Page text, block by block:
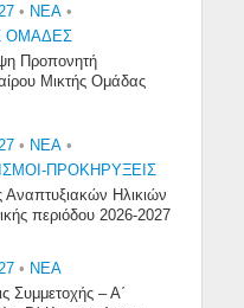
• NEA •
ΟΜΑΔΕΣ
Προπονητή
Μικτής Ομάδας
• NEA •
ΠΡΟΚΗΡΥΞΕΙΣ
Αναπτυξιακών Ηλικιών
περιόδου 2026-2027
• NEA
Συμμετοχής – Α΄